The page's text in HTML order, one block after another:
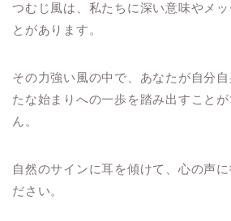
つむじ風は、私たちに深い意味やメ
とがあります。
その力強い風の中で、あなたが自分
たな始まりへの一歩を踏み出すこと
ん。
自然のサインに耳を傾けて、心の声
ださい。